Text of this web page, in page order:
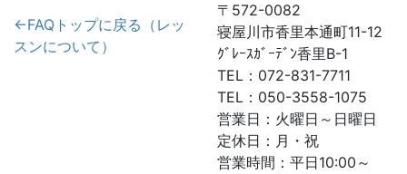
←FAQトップに戻る（レッ
スンについて）
〒572-0082
寝屋川市香里本通町11-12
ｸﾞﾚｰｽｶﾞｰﾃﾞﾝ香里B-1
TEL：072-831-7711
TEL：050-3558-1075
営業日：火曜日～日曜日
定休日：月・祝
営業時間：平日10:00～